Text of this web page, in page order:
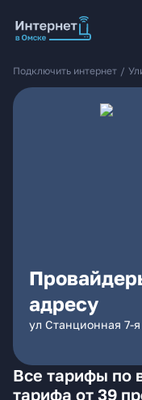
Подключить интернет /
адресу
ул Станционная 7-
Все тарифы по
тарифа от 39